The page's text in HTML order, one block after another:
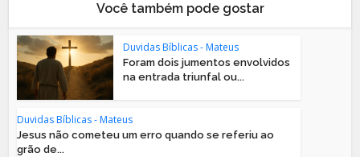
Você também pode gostar
Duvidas Bíblicas - Mateus
Foram dois jumentos envolvidos
na entrada triunfal ou...
Duvidas Bíblicas - Mateus
Jesus não cometeu um erro quando se referiu ao
grão de...